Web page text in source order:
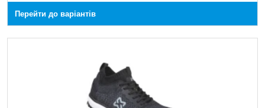
Перейти до варіантів